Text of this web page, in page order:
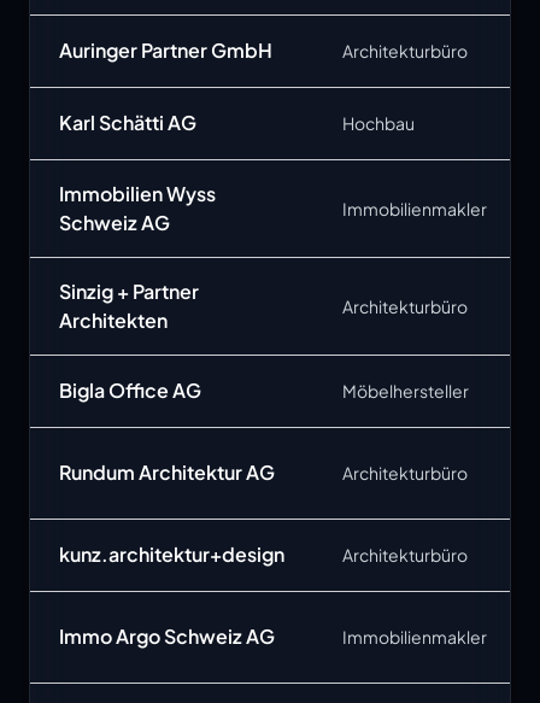
Auringer Partner GmbH Architekturbüro
Karl Schätti AG Hochbau
Immobilien Wyss
Schweiz AG
Immobilienmakler
Sinzig + Partner
Architekten
Architekturbüro
Bigla Office AG Möbelhersteller
Rundum Architektur AG Architekturbüro
kunz.architektur+design Architekturbüro
Immo Argo Schweiz AG Immobilienmakler